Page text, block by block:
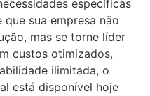
específicas
sua empresa não
mas se torne líder
custos otimizados,
ilimitada, o
está disponível hoje